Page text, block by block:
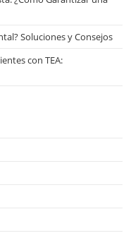
Soluciones y Consejos
con TEA: